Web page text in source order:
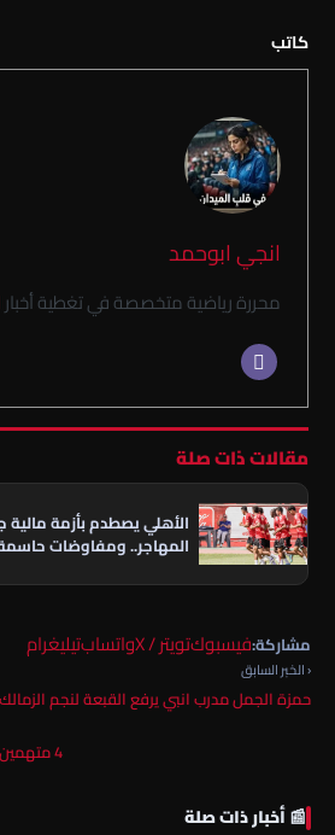
كاتب
انجي ابوحمد
محررة رياضية متخصصة في تغطية أخبار
مقالات ذات صلة
الأهلي يصطدم بأزمة
المهاجر.. ومفاوضات
مشاركة:فيسبوكتويتر / X واتسابتيليغرام
‹ الخبر السابق
حمزة الجمل مدرب انبي يرفع القبعة لنجم
4 متهمين في تعادل الزمالك أمام إنبي
📰 أخبار ذات صلة